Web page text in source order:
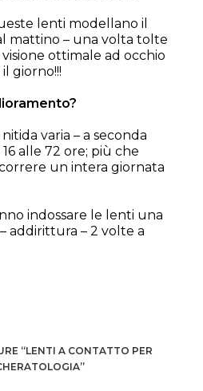
lenti modellano il
mattino – una volta tolte
ottimale ad occhio
giorno!!!
varia – a seconda
alle 72 ore; più che
un intera giornata
indossare le lenti una
addirittura – 2 volte a
“LENTI A CONTATTO PER